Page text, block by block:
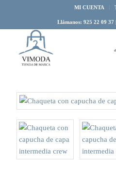
MI CUENTA
Llámanos: 925 22 09